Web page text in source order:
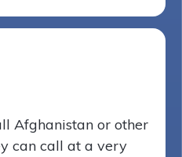
Afghanistan or other
can call at a very